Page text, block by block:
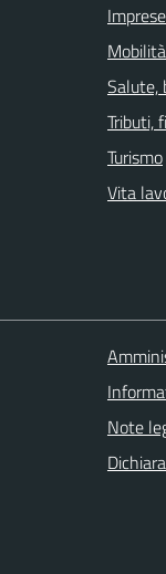
Salute,
Tributi,
Turismo
Vita
Note